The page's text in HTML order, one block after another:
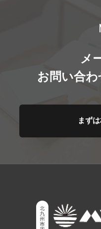
メ
お問い合
まず